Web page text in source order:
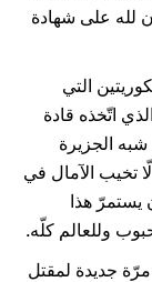
لله على شهادة
التي
اتّخذه قادة
الجزيرة
تخيب الآمال في
يستمرّ هذا
وللعالم كلّه.
جديدة لمقتل